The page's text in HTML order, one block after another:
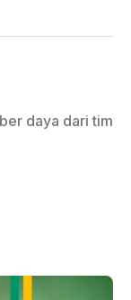
daya dari tim